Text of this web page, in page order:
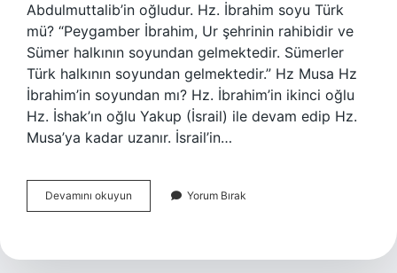
Abdulmuttalib’in oğludur. Hz. İbrahim soyu Türk
mü? “Peygamber İbrahim, Ur şehrinin rahibidir ve
Sümer halkının soyundan gelmektedir. Sümerler
Türk halkının soyundan gelmektedir.” Hz Musa Hz
İbrahim’in soyundan mı? Hz. İbrahim’in ikinci oğlu
Hz. İshak’ın oğlu Yakup (İsrail) ile devam edip Hz.
Musa’ya kadar uzanır. İsrail’in…
Devamını okuyun
İBrahim
Midir
Yorum Bırak